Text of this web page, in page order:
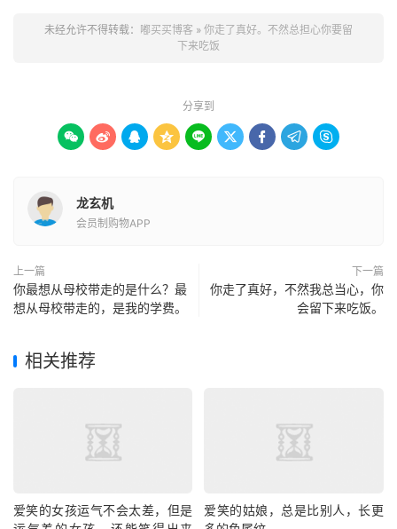
未经允许不得转载： 嘟买买博客 » 你走了真好。不然总担心你要留
下来吃饭
分享到
        
龙玄机
会员制购物APP
上一篇
你最想从母校带走的是什么？最
想从母校带走的，是我的学费。
下一篇
你走了真好，不然我总当心，你
会留下来吃饭。
相关推荐
爱笑的女孩运气不会太差，但是
爱笑的姑娘，总是比别人，长更